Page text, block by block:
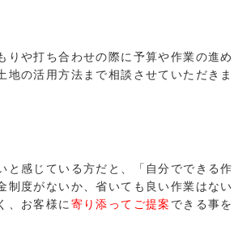
りや打ち合わせの際に予算や作業の進め
地の活用方法まで相談させていただきま
と感じている方だと、「自分でできる作
制度がないか、省いても良い作業はない
、お客様に 寄り添ってご提案 できる事を